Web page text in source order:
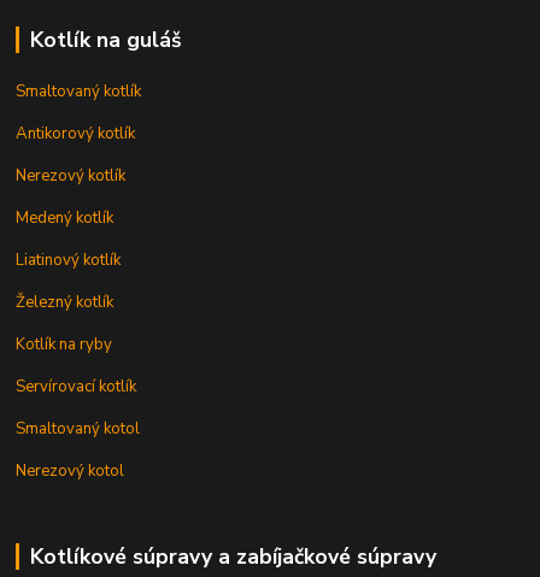
Kotlík na guláš
Smaltovaný kotlík
Antikorový kotlík
Nerezový kotlík
Medený kotlík
Liatinový kotlík
Železný kotlík
Kotlík na ryby
Servírovací kotlík
Smaltovaný kotol
Nerezový kotol
Kotlíkové súpravy a zabíjačkové súpravy